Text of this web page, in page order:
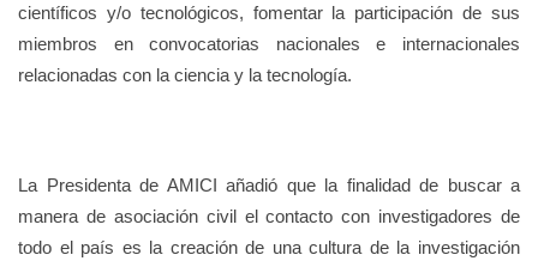
científicos y/o tecnológicos, fomentar la participación de sus
miembros en convocatorias nacionales e internacionales
relacionadas con la ciencia y la tecnología.
La Presidenta de AMICI añadió que la finalidad de buscar a
manera de asociación civil el contacto con investigadores de
todo el país es la creación de una cultura de la investigación